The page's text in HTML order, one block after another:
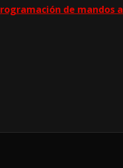
de mandos a